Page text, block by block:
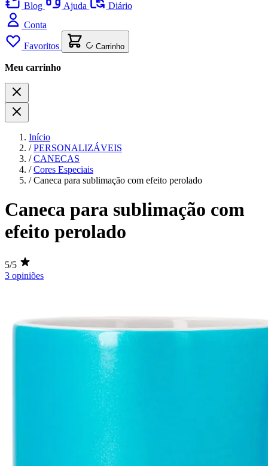
Blog
Ajuda
Diário
Conta
Favoritos Carrinho
Meu carrinho
Início
/ PERSONALIZÁVEIS
/ CANECAS
/ Cores Especiais
/ Caneca para sublimação com efeito perolado
Caneca para sublimação com
efeito perolado
5/5
3 opiniões